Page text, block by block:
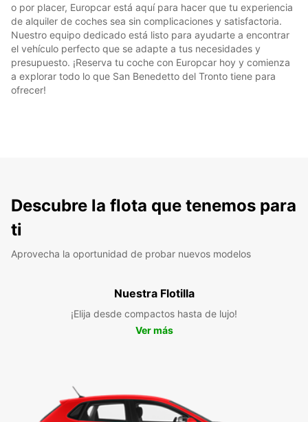
o por placer, Europcar está aquí para hacer que tu experiencia
de alquiler de coches sea sin complicaciones y satisfactoria.
Nuestro equipo dedicado está listo para ayudarte a encontrar
el vehículo perfecto que se adapte a tus necesidades y
presupuesto. ¡Reserva tu coche con Europcar hoy y comienza
a explorar todo lo que San Benedetto del Tronto tiene para
ofrecer!
Descubre la flota que tenemos para
ti
Aprovecha la oportunidad de probar nuevos modelos
Nuestra Flotilla
¡Elija desde compactos hasta de lujo!
Ver más